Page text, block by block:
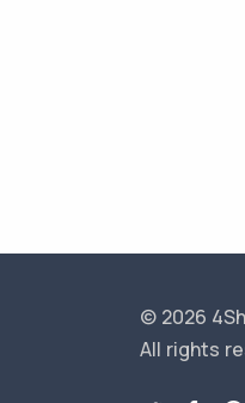
© 2026
All rights